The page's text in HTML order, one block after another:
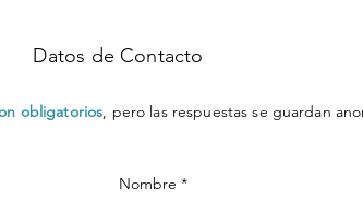
Datos de Contacto
obligatorios, pero las respuestas se guardan
Nombre